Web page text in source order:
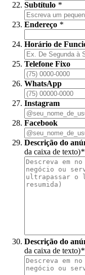
Subtítulo *
Endereço *
Horário de
Telefone Fixo
WhatsApp
Instagram
Facebook
Descrição do
da caixa de texto)*
Descrição do
da caixa de texto)*